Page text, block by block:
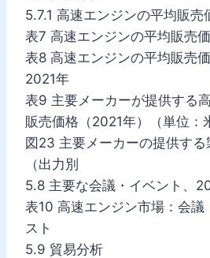
5.7.1 高速エンジンの平均販売
表7 高速エンジンの平均販売
表8 高速エンジンの平均販売価
2021年
表9 主要メーカーが提供する
販売価格（2021年）（単位：
図23 主要メーカーの提供す
（出力別
5.8 主要な会議・イベント、
表10 高速エンジン市場：会議
スト
5.9 貿易分析